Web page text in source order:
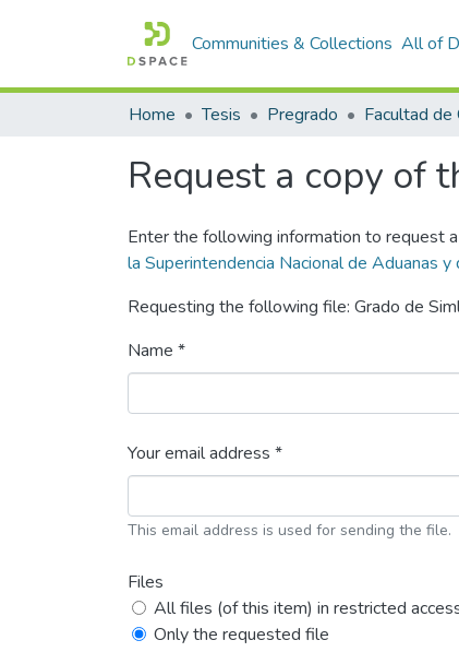
Communities & Collections All of
Home Tesis Pregrado
Request a copy of
Enter the following information to request
la Superintendencia Nacional de Aduanas
Requesting the following file: Grado de
Name *
Your email address *
This email address is used for sending the file.
Files
All files (of this item) in restricted
Only the requested file